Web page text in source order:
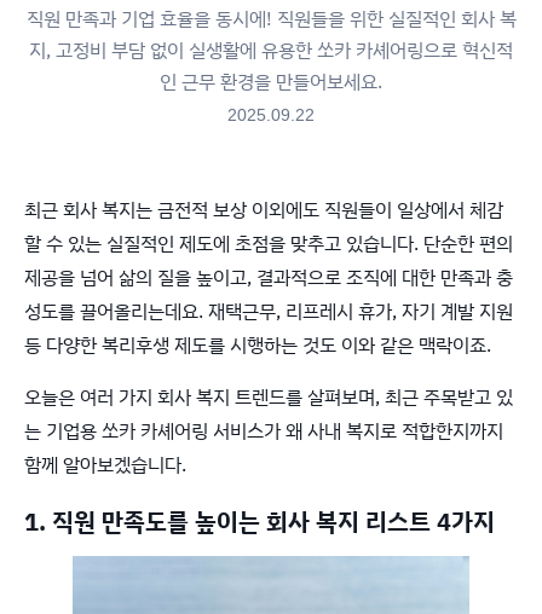
직원 만족과 기업 효율을 동시에! 직원들을 위한 실질적인 회사 복
지, 고정비 부담 없이 실생활에 유용한 쏘카 카셰어링으로 혁신적
인 근무 환경을 만들어보세요.
2025.09.22
최근 회사 복지는 금전적 보상 이외에도 직원들이 일상에서 체감
할 수 있는 실질적인 제도에 초점을 맞추고 있습니다. 단순한 편의
제공을 넘어 삶의 질을 높이고, 결과적으로 조직에 대한 만족과 충
성도를 끌어올리는데요. 재택근무, 리프레시 휴가, 자기 계발 지원
등 다양한 복리후생 제도를 시행하는 것도 이와 같은 맥락이죠.
오늘은 여러 가지 회사 복지 트렌드를 살펴보며, 최근 주목받고 있
는 기업용 쏘카 카셰어링 서비스가 왜 사내 복지로 적합한지까지
함께 알아보겠습니다.
1. 직원 만족도를 높이는 회사 복지 리스트 4가지